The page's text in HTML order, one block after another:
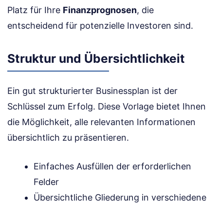
Platz für Ihre Finanzprognosen, die
entscheidend für potenzielle Investoren sind.
Struktur und Übersichtlichkeit
Ein gut strukturierter Businessplan ist der
Schlüssel zum Erfolg. Diese Vorlage bietet Ihnen
die Möglichkeit, alle relevanten Informationen
übersichtlich zu präsentieren.
Einfaches Ausfüllen der erforderlichen
Felder
Übersichtliche Gliederung in verschiedene